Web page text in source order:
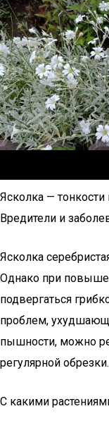
Ясколка —
Вредители и
Ясколка
Однако при
подвергаться
проблем,
пышности, можно
регулярной обрезки.
С какими